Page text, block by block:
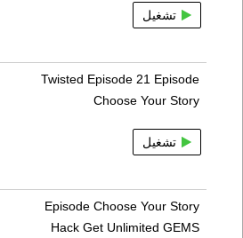
تشغيل
Twisted Episode 21 Episode
Choose Your Story
تشغيل
Episode Choose Your Story
Hack Get Unlimited GEMS